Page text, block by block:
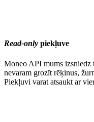
Read-only piekļuve
Moneo API mums izsniedz
nevaram grozīt rēķinus,
Piekļuvi varat atsaukt ar